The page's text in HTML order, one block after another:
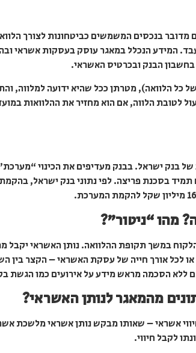
מדובר בנכסים המשמשים כביטחונות לצורך
המידע הנכלל במאגר עוסק בעסקות אשראי
הבנק ובכרטיס האשראי.
כל הלוואה), מטרתן ככל שהיא ידועה למלווה,
לטובת הלווה, אם הוא מחזיר את ההלוואות
בנק ישראל. בבנק מעדיפים את הכינוי
מהו “ניטור”?
במשך תקופת ההלוואה. נותן האשראי יקבל
לכל אורך חייה של עסקת האשראי – הקצר בין
גם ללא הסכמה מראש מידע על אירועים כמו
מהמאגר לנותן האשראי?
אשראי – שאותו מבקש נותן אשראי מלשכת
לקבל חיווי.